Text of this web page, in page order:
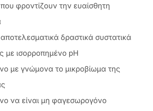
φροντίζουν την ευαίσθητη
δραστικά συστατικά
με ισορροπημένο pH
με γνώμονα το μικροβίωμα της
να είναι μη φαγεσωρογόνο